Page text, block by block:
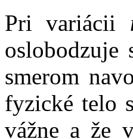
Pri variácii
smerom
fyzické telo
vážne a že